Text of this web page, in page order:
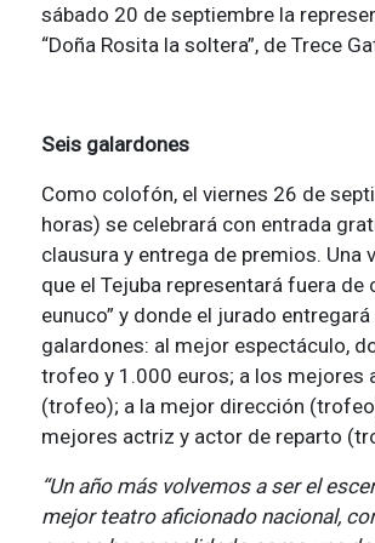
sábado 20 de septiembre la
“Doña Rosita la soltera”, de Trece
Seis galardones
Como colofón, el viernes 26 de
horas) se celebrará con entrada
clausura y entrega de premios. Una
que el Tejuba representará fuera de
eunuco” y donde el jurado entregará
galardones: al mejor espectáculo,
trofeo y 1.000 euros; a los mejores
(trofeo); a la mejor dirección
mejores actriz y actor de reparto
“Un año más volvemos a ser el
mejor teatro aficionado nacional,